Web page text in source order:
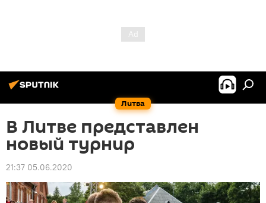
Литва
В Литве представлен
новый турнир
21:37 05.06.2020